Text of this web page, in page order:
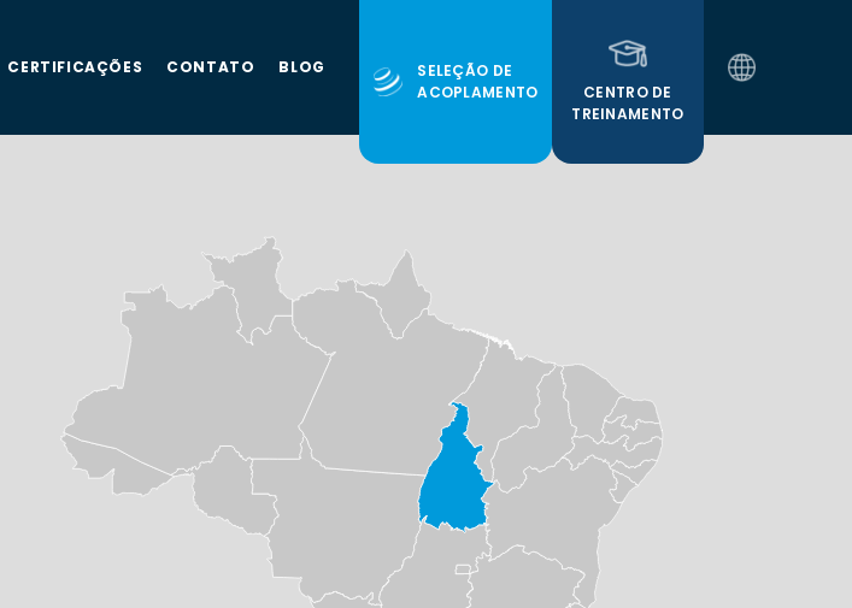
CERTIFICAÇÕES CONTATO BLOG
SELEÇÃO DE
ACOPLAMENTO
CENTRO DE
TREINAMENTO